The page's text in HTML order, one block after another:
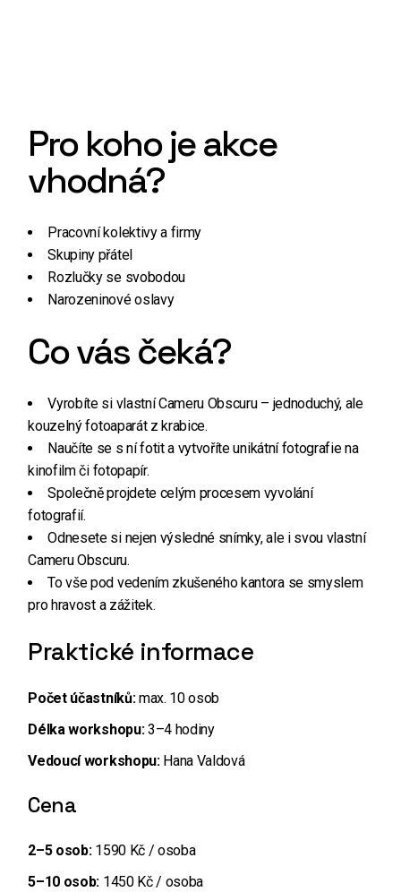
Pro koho je akce
vhodná?
Pracovní kolektivy a firmy
Skupiny přátel
Rozlučky se svobodou
Narozeninové oslavy
Co vás čeká?
Vyrobíte si vlastní Cameru Obscuru – jednoduchý, ale
kouzelný fotoaparát z krabice.
Naučíte se s ní fotit a vytvoříte unikátní fotografie na
kinofilm či fotopapír.
Společně projdete celým procesem vyvolání
fotografií.
Odnesete si nejen výsledné snímky, ale i svou vlastní
Cameru Obscuru.
To vše pod vedením zkušeného kantora se smyslem
pro hravost a zážitek.
Praktické informace
Počet účastníků:max. 10 osob
Délka workshopu:3–4 hodiny
Vedoucí workshopu:Hana Valdová
Cena
2–5 osob:1590 Kč / osoba
5–10 osob: 1450 Kč / osoba